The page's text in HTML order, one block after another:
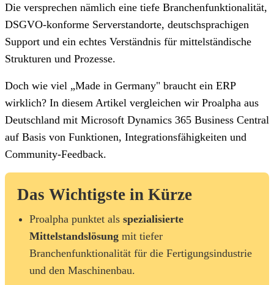
Die versprechen nämlich eine tiefe Branchenfunktionalität,
DSGVO-konforme Serverstandorte, deutschsprachigen
Support und ein echtes Verständnis für mittelständische
Strukturen und Prozesse.
Doch wie viel „Made in Germany" braucht ein ERP
wirklich? In diesem Artikel vergleichen wir Proalpha aus
Deutschland mit Microsoft Dynamics 365 Business Central
auf Basis von Funktionen, Integrationsfähigkeiten und
Community-Feedback.
Das Wichtigste in Kürze
Proalpha punktet als spezialisierte
Mittelstandslösung mit tiefer
Branchenfunktionalität für die Fertigungsindustrie
und den Maschinenbau.